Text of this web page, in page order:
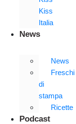
Kiss
Italia
News
News
Freschi
di
stampa
Ricette
Podcast